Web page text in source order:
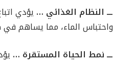
ـــ النظام الغذائي … يؤدي
واحتباس الماء، مما يساهم
ـــ نمط الحياة المستقرة …